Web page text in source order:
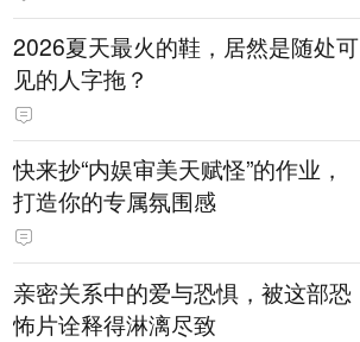
2026夏天最火的鞋，居然是随处可
见的人字拖？
快来抄“内娱审美天赋怪”的作业，
打造你的专属氛围感
亲密关系中的爱与恐惧，被这部恐
怖片诠释得淋漓尽致